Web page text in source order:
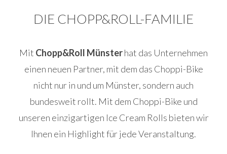
DIE CHOPP&ROLL-FAMILIE
Mit Chopp&Roll Münsterhat das Unternehmen
einen neuen Partner, mit dem das Choppi-Bike
nicht nur in und um Münster, sondern auch
bundesweit rollt. Mit dem Choppi-Bike und
unseren einzigartigen Ice Cream Rolls bieten wir
Ihnen ein Highlight für jede Veranstaltung.